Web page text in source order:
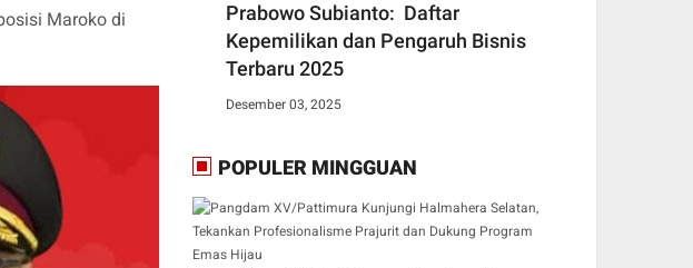
Maroko di
Prabowo Subianto: Daftar
Kepemilikan dan Pengaruh Bisnis
Terbaru 2025
Desember 03, 2025
POPULER MINGGUAN